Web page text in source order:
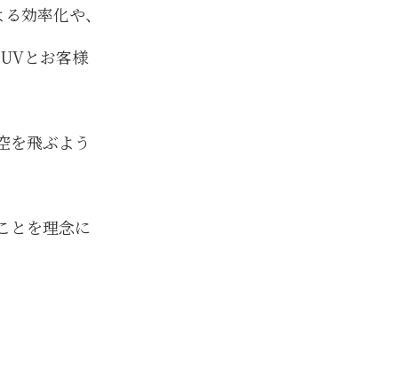
効率化や、
とお客様
を飛ぶよう
とを理念に